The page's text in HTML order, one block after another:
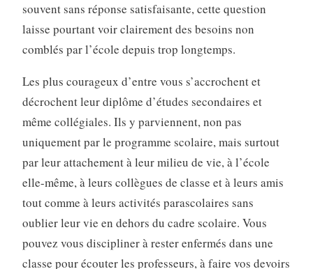
souvent sans réponse satisfaisante, cette question
laisse pourtant voir clairement des besoins non
comblés par l’école depuis trop longtemps.
Les plus courageux d’entre vous s’accrochent et
décrochent leur diplôme d’études secondaires et
même collégiales. Ils y parviennent, non pas
uniquement par le programme scolaire, mais surtout
par leur attachement à leur milieu de vie, à l’école
elle-même, à leurs collègues de classe et à leurs amis
tout comme à leurs activités parascolaires sans
oublier leur vie en dehors du cadre scolaire. Vous
pouvez vous discipliner à rester enfermés dans une
classe pour écouter les professeurs, à faire vos devoirs